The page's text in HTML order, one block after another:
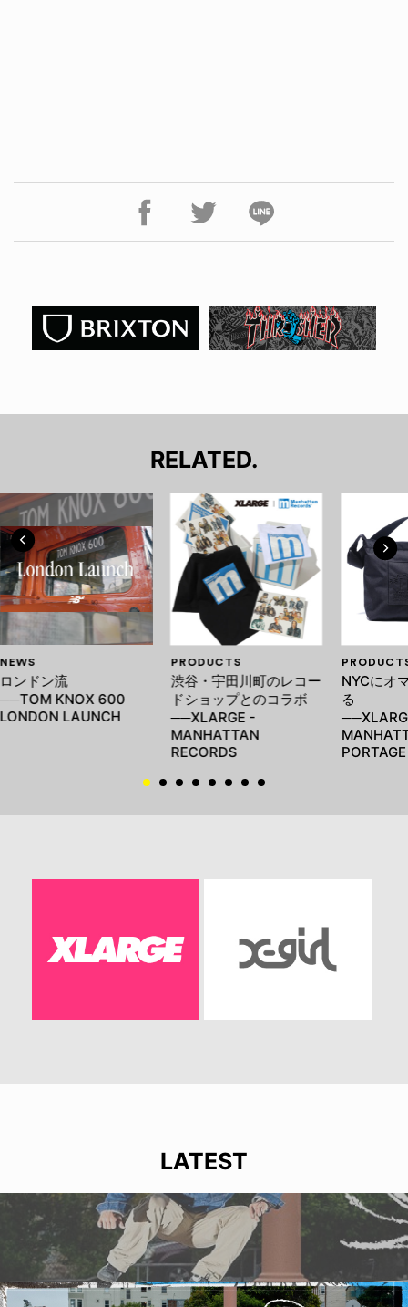
RELATED.
NEWS
ロンドン流
──TOM KNOX 600
LONDON LAUNCH
PRODUCTS
渋谷・宇田川町のレコー
ドショップとのコラボ
──XLARGE -
MANHATTAN
RECORDS
NYCにオ
る
PORTAGE
LATEST